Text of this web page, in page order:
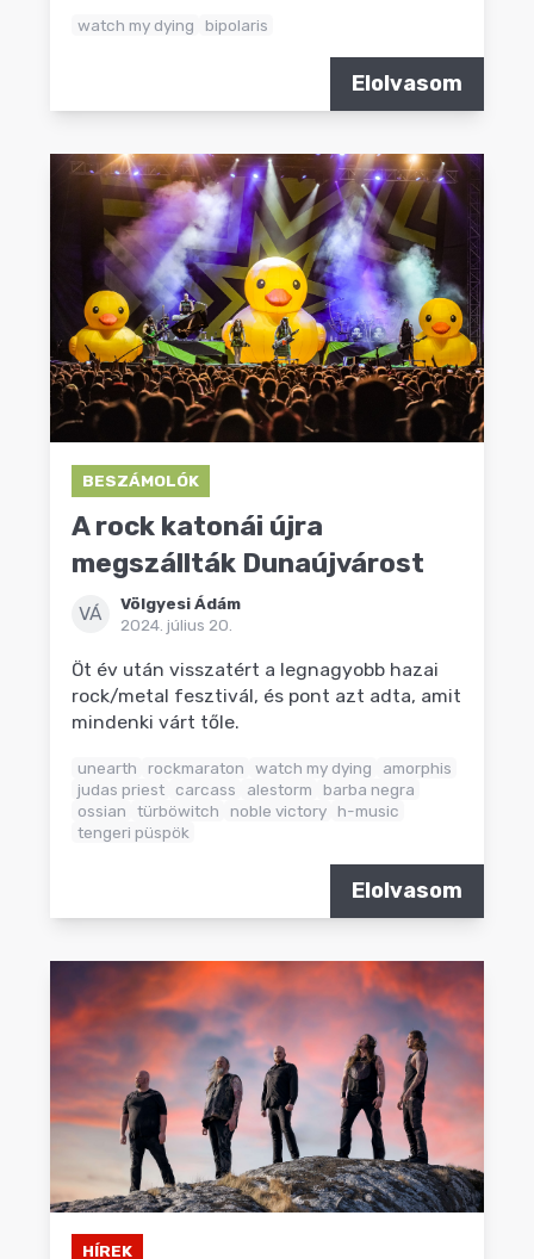
watch my dying bipolaris
Elolvasom
BESZÁMOLÓK
A rock katonái újra
megszállták Dunaújvárost
VÁ
Völgyesi Ádám
2024. július 20.
Öt év után visszatért a legnagyobb hazai
rock/metal fesztivál, és pont azt adta, amit
mindenki várt tőle.
unearth rockmaraton watch my dying
amorphis
judas priest carcass alestorm
barba negra
ossian
türböwitch noble victory h-music
tengeri püspök
Elolvasom
HÍREK